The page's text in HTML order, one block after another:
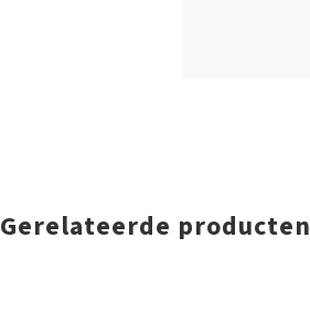
Gerelateerde producten